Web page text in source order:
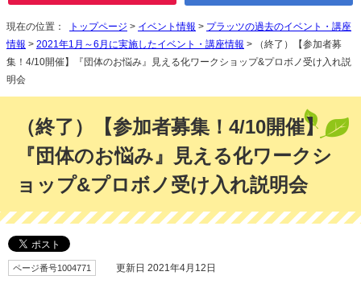
現在の位置： トップページ > イベント情報 > プラッツの過去のイベント・講座
情報 > 2021年1月～6月に実施したイベント・講座情報 > （終了）【参加者募
集！4/10開催】『団体のお悩み』見える化ワークショップ&プロボノ受け入れ説
明会
（終了）【参加者募集！4/10開催】
『団体のお悩み』見える化ワークシ
ョップ&プロボノ受け入れ説明会
ページ番号1004771 更新日 2021年4月12日